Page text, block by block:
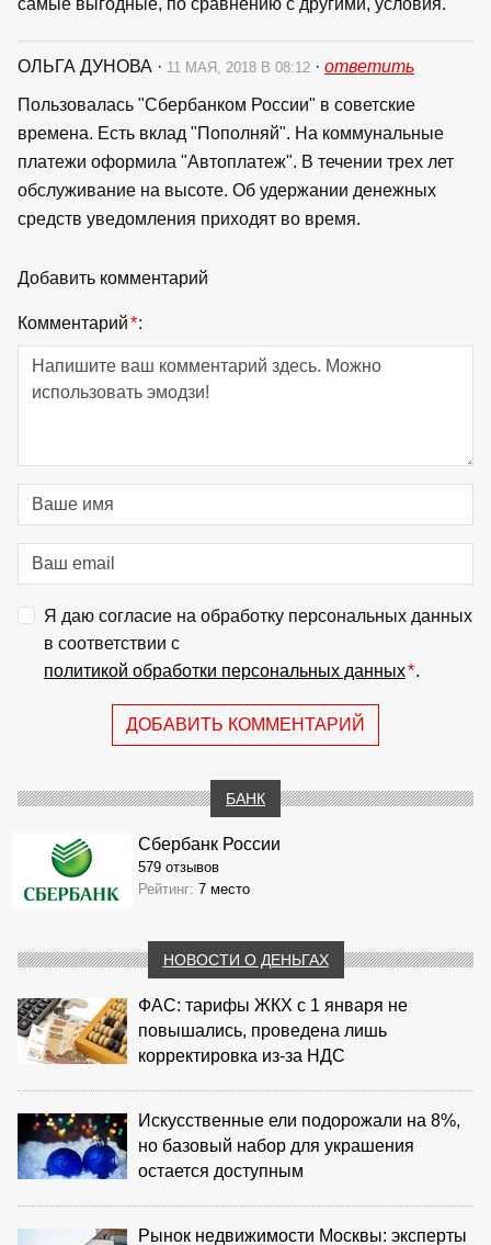
ОЛЬГА ДУНОВА · 11 МАЯ, 2018 В 08:12 · ответить
Пользовалась "Сбербанком России" в советские
времена. Есть вклад "Пополняй". На коммунальные
платежи оформила "Автоплатеж". В течении трех лет
обслуживание на высоте. Об удержании денежных
средств уведомления приходят во время.
Добавить комментарий
Комментарий*:
Я даю согласие на обработку персональных данных
в соответствии с
политикой обработки персональных данных*.
ДОБАВИТЬ КОММЕНТАРИЙ
БАНК
Сбербанк России
579 отзывов
Рейтинг: 7 место
НОВОСТИ О ДЕНЬГАХ
ФАС: тарифы ЖКХ с 1 января не
повышались, проведена лишь
корректировка из‑за НДС
Искусственные ели подорожали на 8%,
но базовый набор для украшения
остается доступным
Рынок недвижимости Москвы: эксперты